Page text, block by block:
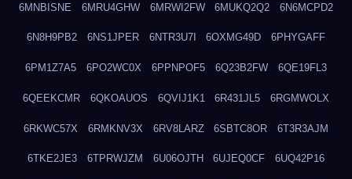
6MNBISNE 6MRU4GHW 6MRWI2FW 6MUKQ2Q2 6N6MCPD2
6N8H9PB2 6NS1JPER 6NTR3U7I 6OXMG49D 6PHYGAFF
6PM1Z7A5 6PO2WC0X 6PPNPOF5 6Q23B2FW 6QE19FL3
6QEEKCMR 6QKOAUOS 6QVIJ1K1 6R431JL5 6RGMWOLX
6RKWC57X 6RMKNV3X 6RV8LARZ 6SBTC8OR 6T3R3AJM
6TKE2JE3 6TPRWJZM 6U06OJTH 6UJEQ0CF 6UQ42P16